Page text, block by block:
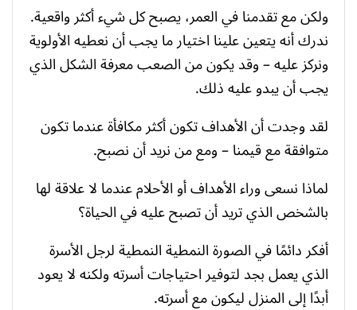
ولكن مع تقدمنا ​​في العمر، يصبح كل شيء أكثر واقعية.
ندرك أنه يتعين علينا اختيار ما يجب أن نعطيه الأولوية
ونركز عليه – وقد يكون من الصعب معرفة الشكل الذي
يجب أن يبدو عليه ذلك.
لقد وجدت أن الأهداف تكون أكثر مكافأة عندما تكون
متوافقة مع قيمنا – ومع من نريد أن نصبح.
لماذا نسعى وراء الأهداف أو الأحلام عندما لا علاقة لها
بالشخص الذي تريد أن تصبح عليه في الحياة؟
أفكر دائمًا في الصورة النمطية النمطية لرجل الأسرة
الذي يعمل بجد لتوفير احتياجات أسرته ولكنه لا يعود
أبدًا إلى المنزل ليكون مع أسرته.